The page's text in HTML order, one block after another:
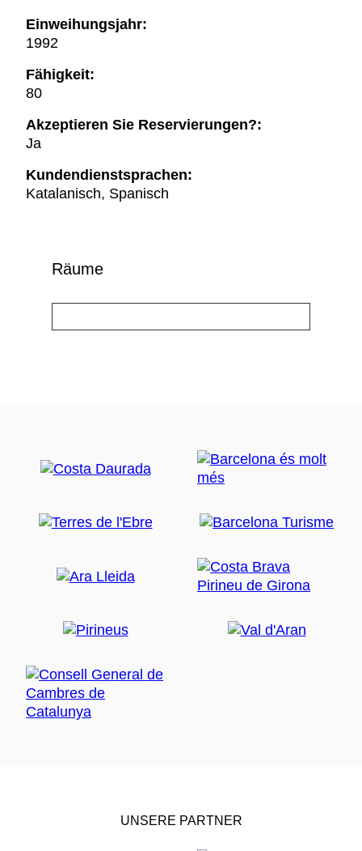
Einweihungsjahr:
1992
Fähigkeit:
80
Akzeptieren Sie Reservierungen?:
Ja
Kundendienstsprachen:
Katalanisch, Spanisch
Räume
UNSERE PARTNER